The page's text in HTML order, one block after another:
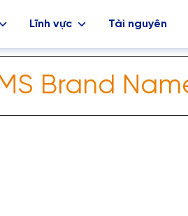
Lĩnh vực Tài nguyên
Brand